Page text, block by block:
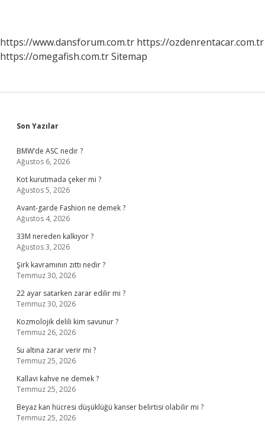
https://www.dansforum.com.tr https://ozdenrentacar.com.tr
https://omegafish.com.trSitemap
Sidebar
Son Yazılar
BMW’de ASC nedir ?
Ağustos 6, 2026
Kot kurutmada çeker mi ?
Ağustos 5, 2026
Avant-garde Fashion ne demek ?
Ağustos 4, 2026
33M nereden kalkıyor ?
Ağustos 3, 2026
Şirk kavramının zıttı nedir ?
Temmuz 30, 2026
22 ayar satarken zarar edilir mi ?
Temmuz 30, 2026
Kozmolojik delili kim savunur ?
Temmuz 26, 2026
Su altına zarar verir mi ?
Temmuz 25, 2026
Kallavi kahve ne demek ?
Temmuz 25, 2026
Beyaz kan hücresi düşüklüğü kanser belirtisi olabilir mi ?
Temmuz 25, 2026